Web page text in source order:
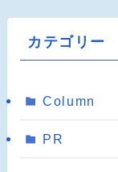
カテゴリー
Column
PR